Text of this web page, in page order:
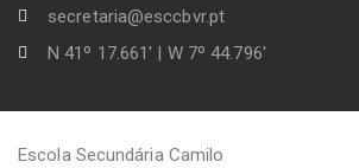
secretaria@esccbvr.pt
N 41º 17.661' | W 7º 44.796'
Escola Secundária Camilo